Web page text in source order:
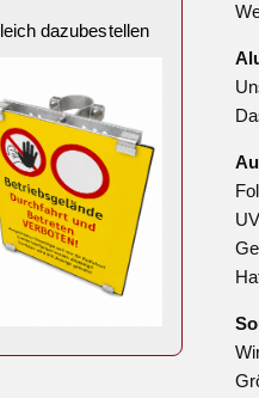
dazubestellen